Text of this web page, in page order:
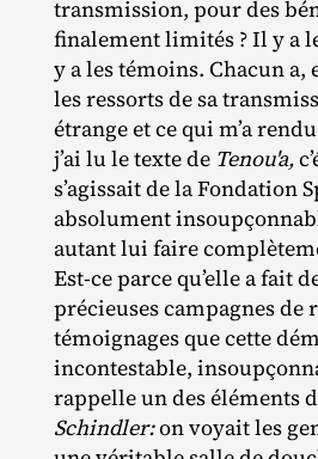
transmission, pour des
finalement limités ? Il y a
y a les témoins. Chacun a,
les ressorts de sa
étrange et ce qui m’a
j’ai lu le texte de Tenou'a,
s’agissait de la Fondation
absolument
autant lui faire
Est‐​ce parce qu’elle a fait
précieuses campagnes de
témoignages que cette
incontestable,
rappelle un des éléments
Schindler:on voyait les